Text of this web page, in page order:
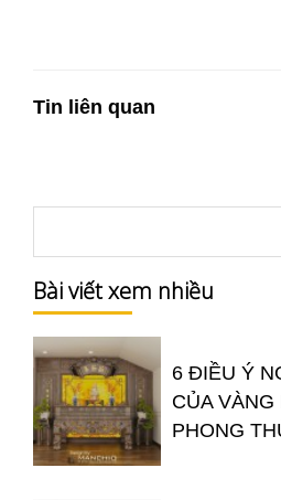
Tin liên quan
Bài viết xem nhiều
6 ĐIỀU Ý
CỦA VÀNG
PHONG